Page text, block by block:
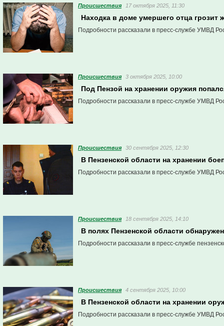
Проиcшествия 17 октября 2025, 11:30
Находка в доме умершего отца
Подробности рассказали в пресс-службе УМВД
Проиcшествия 3 октября 2025, 10:00
Под Пензой на хранении оружия
Подробности рассказали в пресс-службе УМВД
Проиcшествия 30 сентября 2025, 12:30
В Пензенской области на хранении
Подробности рассказали в пресс-службе УМВД
Проиcшествия 18 сентября 2025, 14:10
В полях Пензенской области
Подробности рассказали в пресс-службе
Проиcшествия 4 сентября 2025, 10:00
В Пензенской области на хранении
Подробности рассказали в пресс-службе УМВД